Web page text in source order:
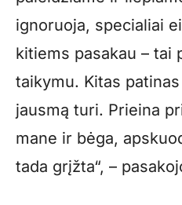
ignoruoja, specialiai
kitiems pasakau – tai
taikymu. Kitas
jausmą turi. Prieina
mane ir bėga,
tada grįžta“, –